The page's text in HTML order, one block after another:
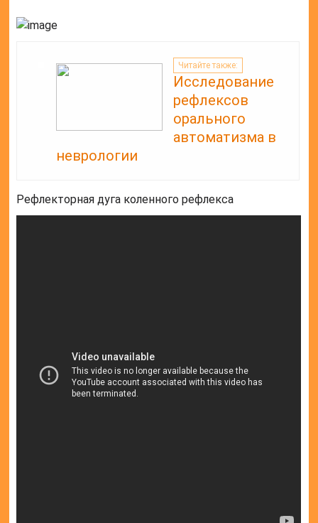
Читайте также:
Исследование
рефлексов
орального
автоматизма в
неврологии
Рефлекторная дуга коленного рефлекса